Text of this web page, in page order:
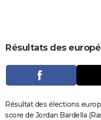
CARTE DE VOEUX
Carte de Noël
Carte Bonne année
Carte Saint-Valentin
Carte Pâques
Carte d'anniversaire
DICTIONNAIRE
Dictionnaire
Biographies
Citations
Expressions
Proverbes
PROGRAMME TV
COPAINS D'AVANT
Résultats des
Résultat des élections
score de Jordan Bardella